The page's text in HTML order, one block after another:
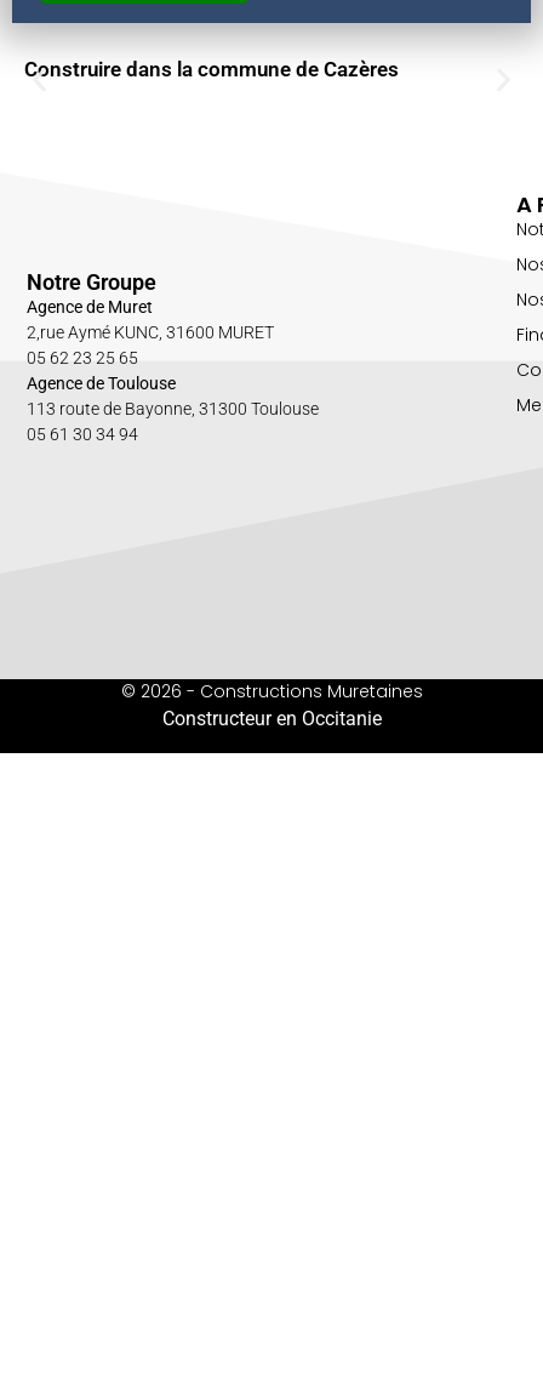
Construire dans la commune de Cazères
A
Notre Groupe
Agence de Muret
2,rue Aymé KUNC, 31600 MURET
05 62 23 25 65
Agence de Toulouse
113 route de Bayonne, 31300 Toulouse
05 61 30 34 94
© 2026 - Constructions Muretaines
Constructeur en Occitanie